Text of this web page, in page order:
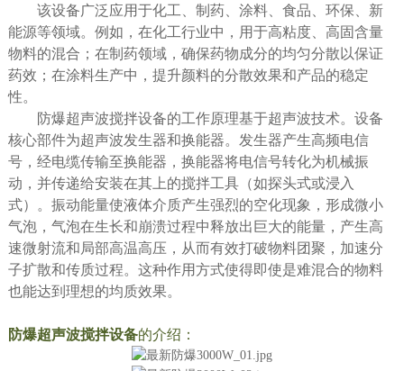
该设备广泛应用于化工、制药、涂料、食品、环保、新
能源等领域。例如，在化工行业中，用于高粘度、高固含量
物料的混合；在制药领域，确保药物成分的均匀分散以保证
药效；在涂料生产中，提升颜料的分散效果和产品的稳定
性。
防爆超声波搅拌设备的工作原理基于超声波技术。设备
核心部件为超声波发生器和换能器。发生器产生高频电信
号，经电缆传输至换能器，换能器将电信号转化为机械振
动，并传递给安装在其上的搅拌工具（如探头式或浸入
式）。振动能量使液体介质产生强烈的空化现象，形成微小
气泡，气泡在生长和崩溃过程中释放出巨大的能量，产生高
速微射流和局部高温高压，从而有效打破物料团聚，加速分
子扩散和传质过程。这种作用方式使得即使是难混合的物料
也能达到理想的均质效果。
防爆超声波搅拌设备的介绍：